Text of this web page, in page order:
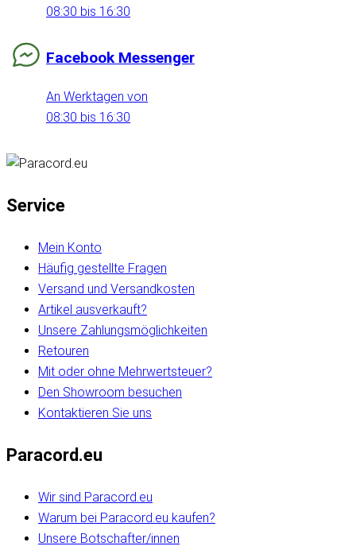
08:30 bis 16:30
Facebook Messenger
An Werktagen von
08:30 bis 16:30
Service
Mein Konto
Häufig gestellte Fragen
Versand und Versandkosten
Artikel ausverkauft?
Unsere Zahlungsmöglichkeiten
Retouren
Mit oder ohne Mehrwertsteuer?
Den Showroom besuchen
Kontaktieren Sie uns
Paracord.eu
Wir sind Paracord.eu
Warum bei Paracord.eu kaufen?
Unsere Botschafter/innen